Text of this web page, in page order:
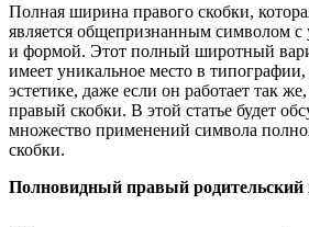
Полная ширина правого скобки,
является общепризнанным символом
и формой. Этот полный широтный
имеет уникальное место в
эстетике, даже если он работает так
правый скобки. В этой статье будет
множество применений символа
скобки.
Полновидный правый родительский